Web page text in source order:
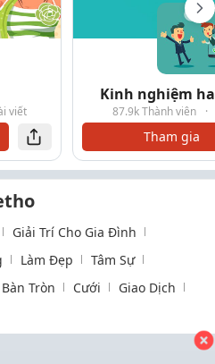
viết
Kinh nghiệm
87.9k Thành viên ·
Tham gia
Giải Trí Cho Gia Đình
Làm Đẹp
Tâm Sự
Tròn Cưới
Giao Dịch